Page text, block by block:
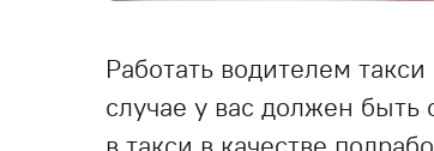
Работать водителем
случае у вас должен быть